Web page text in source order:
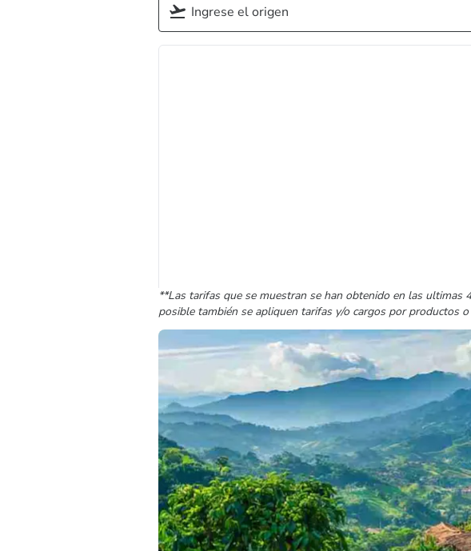
**Las tarifas que se muestran se han obtenido en las ultimas
posible también se apliquen tarifas y/o cargos por productos o